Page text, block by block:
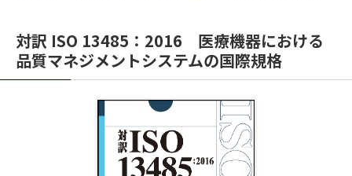
対訳 ISO 13485：2016 医療機器における
品質マネジメントシステムの国際規格